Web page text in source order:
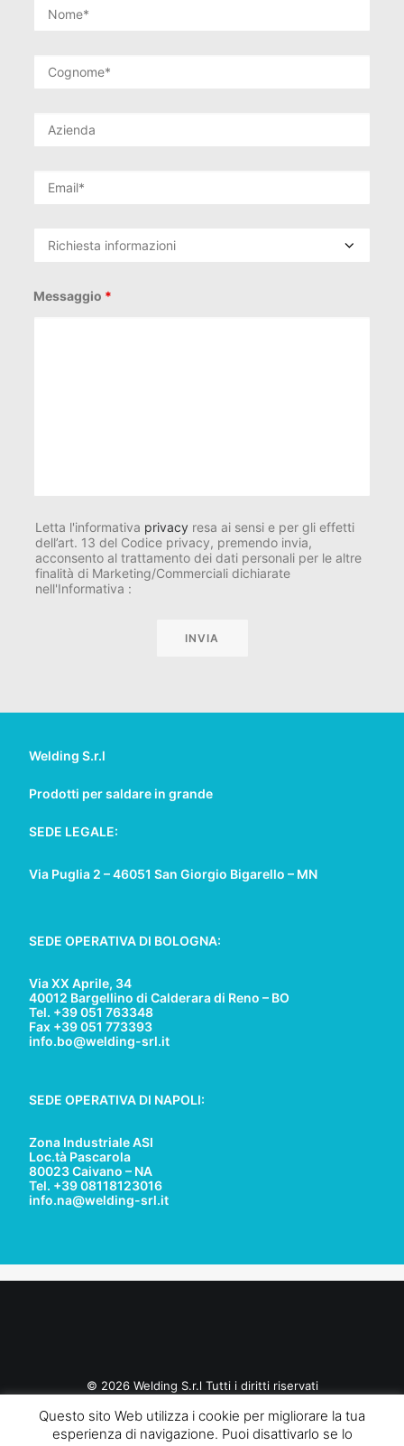
Messaggio *
Letta l'informativa privacy resa ai sensi e per gli effetti
dell’art. 13 del Codice privacy, premendo invia,
acconsento al trattamento dei dati personali per le altre
finalità di Marketing/Commerciali dichiarate
nell'Informativa :
Welding S.r.l
Prodotti per saldare in grande
SEDE LEGALE:
Via Puglia 2 – 46051 San Giorgio Bigarello – MN
SEDE OPERATIVA DI BOLOGNA:
Via XX Aprile, 34
40012 Bargellino di Calderara di Reno – BO
Tel. +39 051 763348
Fax +39 051 773393
info.bo@welding-srl.it
SEDE OPERATIVA DI NAPOLI:
Zona Industriale ASI
Loc.tà Pascarola
80023 Caivano – NA
Tel. +39 08118123016
info.na@welding-srl.it
© 2026 Welding S.r.l Tutti i diritti riservati
Questo sito Web utilizza i cookie per migliorare la tua
esperienza di navigazione. Puoi disattivarlo se lo